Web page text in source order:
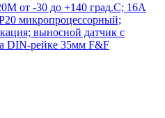
от -30 до +140 град.C; 16А
микропроцессорный;
выносной датчик с
DIN-рейке 35мм F&F